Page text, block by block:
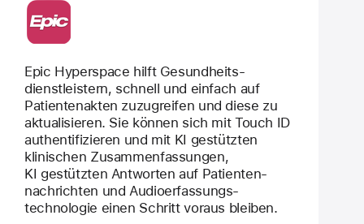
Epic Hyperspace hilft Gesund­heits­
dienstleistern, schnell und ein­fach auf
Patienten­akten zu­zugreifen und diese zu
aktu­a­lisieren. Sie kön­nen sich mit Touch ID
authen­ti­fizieren und mit KI gestützten
klinischen Zusammen­fassungen,
KI gestützten Antworten auf Patienten­
nachrichten und Audio­erfassungs­
technologie einen Schritt voraus bleiben.